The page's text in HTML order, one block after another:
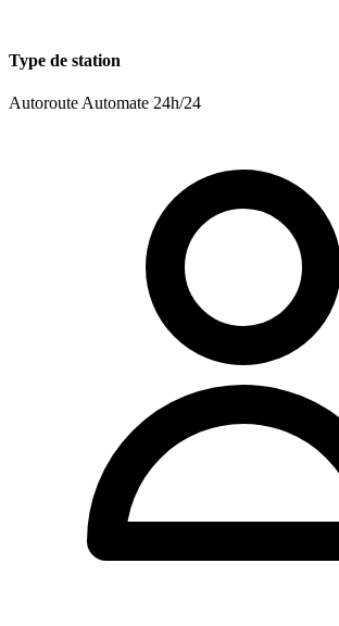
Type de station
Autoroute Automate 24h/24